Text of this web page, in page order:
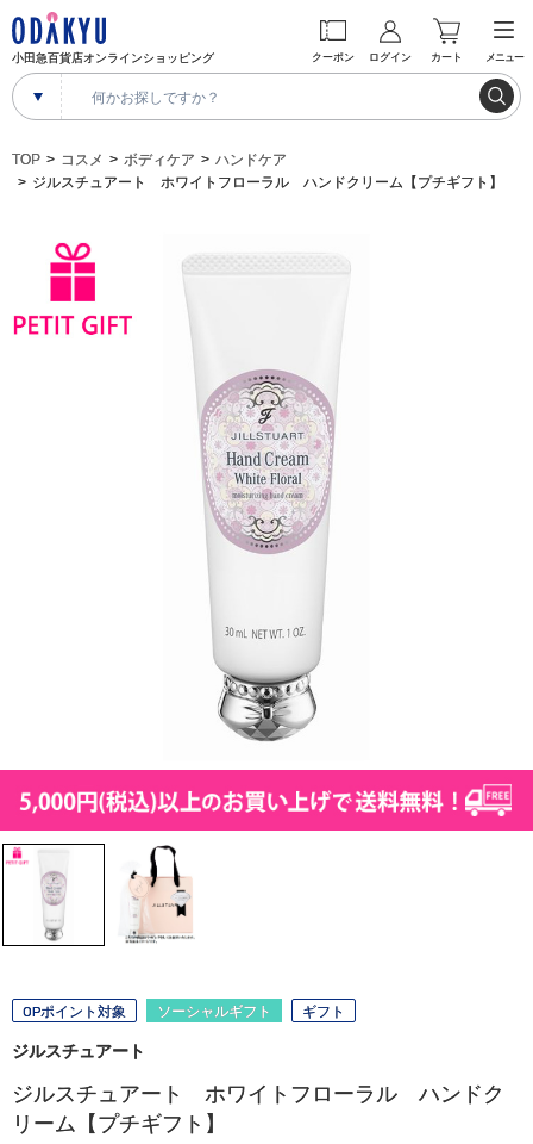
小田急百貨店オンラインショッピング クーポン ログイン カート メニュー
TOP コスメ ボディケア
ハンドケア
ジルスチュアート ホワイトフローラル ハンドクリーム【プチギフト】
OPポイント対象 ソーシャルギフト ギフト
ジルスチュアート
ジルスチュアート ホワイトフローラル ハンドク
リーム【プチギフト】